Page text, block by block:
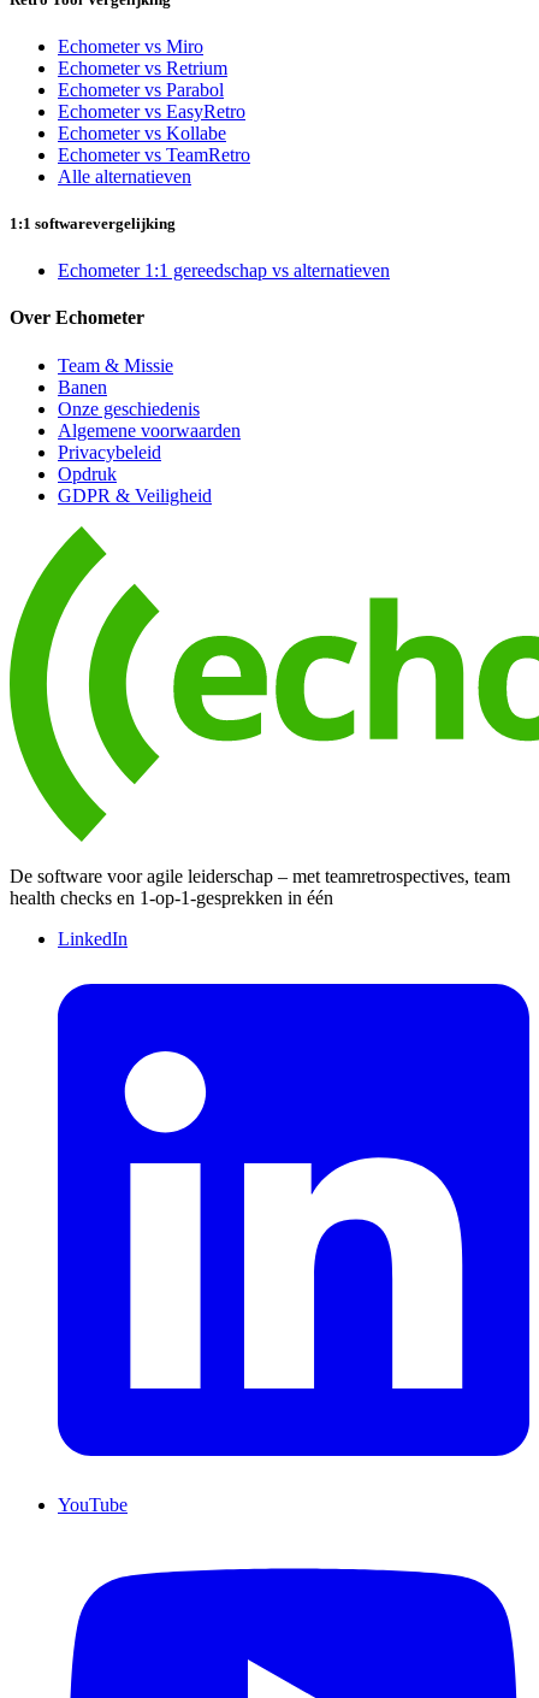
Echometer vs Miro
Echometer vs Retrium
Echometer vs Parabol
Echometer vs EasyRetro
Echometer vs Kollabe
Echometer vs TeamRetro
Alle alternatieven
1:1 softwarevergelijking
Echometer 1:1 gereedschap vs alternatieven
Over Echometer
Team & Missie
Banen
Onze geschiedenis
Algemene voorwaarden
Privacybeleid
Opdruk
GDPR & Veiligheid
De software voor agile leiderschap – met teamretrospectives, team
health checks en 1-op-1-gesprekken in één
LinkedIn
YouTube